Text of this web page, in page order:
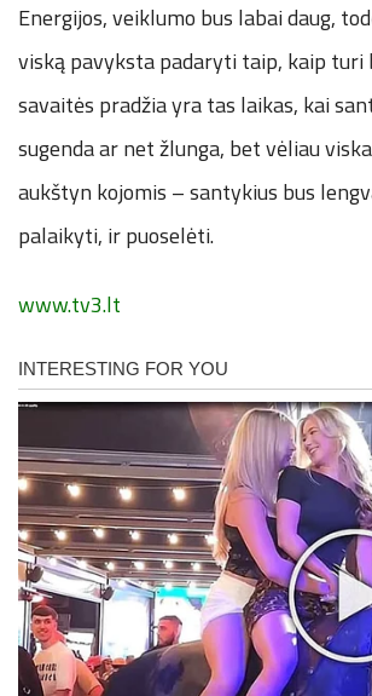
Energijos, veiklumo bus labai daug,
viską pavyksta padaryti taip, kaip turi
savaitės pradžia yra tas laikas, kai
sugenda ar net žlunga, bet vėliau
aukštyn kojomis – santykius bus
palaikyti, ir puoselėti.
www.tv3.lt